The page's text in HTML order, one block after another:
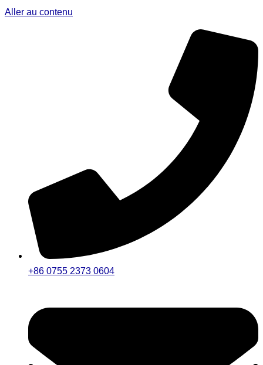
Aller au contenu
+86 0755 2373 0604